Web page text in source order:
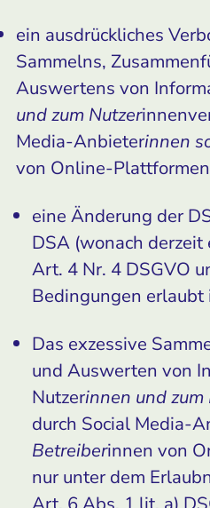
ein ausdrückliches
Sammelns,
Auswertens von
und zum Nutzer
Media-Anbieterinnen
von Online-
eine Änderung der
DSA (wonach
Art. 4 Nr. 4 DSGVO
Bedingungen erlaubt
Das exzessive
und Auswerten von
Nutzerinnen und zum
durch Social Media-
Betreiberinnen von
nur unter dem